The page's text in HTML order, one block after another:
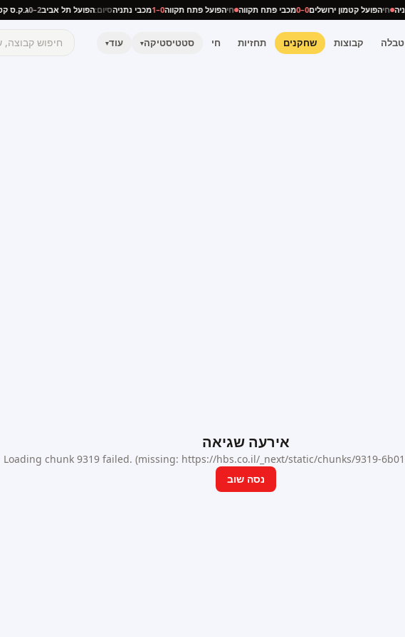
חיהפועל קטמון ירושלים0–0 מכבי פתח תקווה חיהפועל פתח תקווה0–1 מכבי נתניהסיום:הפועל תל אביב2–0
טבלה קבוצות שחקנים תחזיות חי סטטיסטיקה▾ עוד▾
אירעה שגיאה
Loading chunk 9319 failed. (missing: https://hbs.co.il/_next/static/chunks/9319-
נסה שוב